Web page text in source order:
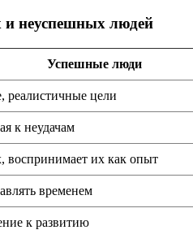
и неуспешных людей
Успешные люди
реалистичные цели
к неудачам
воспринимает их как опыт
временем
к развитию